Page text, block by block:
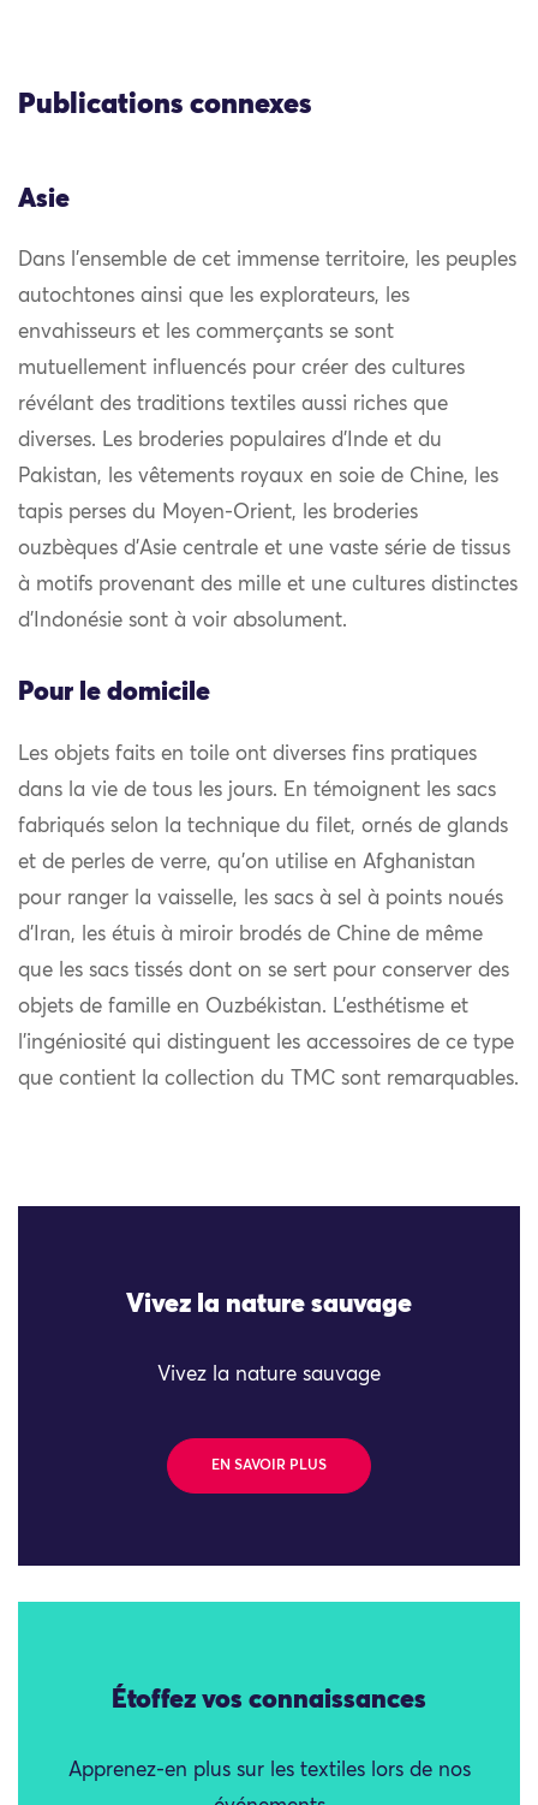
Publications connexes
Asie
Dans l’ensemble de cet immense territoire, les peuples
autochtones ainsi que les explorateurs, les
envahisseurs et les commerçants se sont
mutuellement influencés pour créer des cultures
révélant des traditions textiles aussi riches que
diverses. Les broderies populaires d’Inde et du
Pakistan, les vêtements royaux en soie de Chine, les
tapis perses du Moyen-Orient, les broderies
ouzbèques d’Asie centrale et une vaste série de tissus
à motifs provenant des mille et une cultures distinctes
d’Indonésie sont à voir absolument.
Pour le domicile
Les objets faits en toile ont diverses fins pratiques
dans la vie de tous les jours. En témoignent les sacs
fabriqués selon la technique du filet, ornés de glands
et de perles de verre, qu’on utilise en Afghanistan
pour ranger la vaisselle, les sacs à sel à points noués
d’Iran, les étuis à miroir brodés de Chine de même
que les sacs tissés dont on se sert pour conserver des
objets de famille en Ouzbékistan. L’esthétisme et
l’ingéniosité qui distinguent les accessoires de ce type
que contient la collection du TMC sont remarquables.
Vivez la nature sauvage
Vivez la nature sauvage
EN SAVOIR PLUS
Étoffez vos connaissances
Apprenez-en plus sur les textiles lors de nos